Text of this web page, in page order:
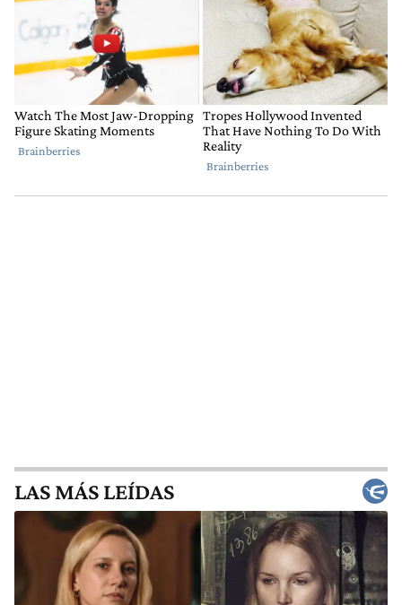
LAS MÁS LEÍDAS